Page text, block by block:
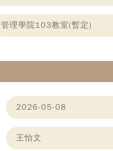
管理學院103教室(暫定)
2026-05-08
王怡文